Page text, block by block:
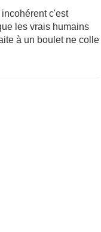
c'est
les vrais humains
à un boulet ne colle